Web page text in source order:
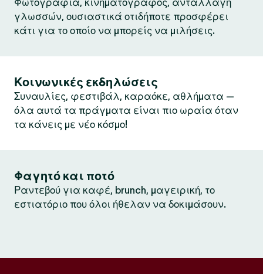
Φωτογραφία, κινηματογράφος, ανταλλαγή
γλωσσών, ουσιαστικά οτιδήποτε προσφέρει
κάτι για το οποίο να μπορείς να μιλήσεις.
Κοινωνικές εκδηλώσεις
Συναυλίες, φεστιβάλ, καραόκε, αθλήματα —
όλα αυτά τα πράγματα είναι πιο ωραία όταν
τα κάνεις με νέο κόσμο!
Φαγητό και ποτό
Ραντεβού για καφέ, brunch, μαγειρική, το
εστιατόριο που όλοι ήθελαν να δοκιμάσουν.